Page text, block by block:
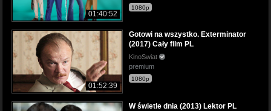
01:40:52
1080p
01:52:39
Gotowi na wszystko. Exterminator
(2017) Cały film PL
KinoSwiat
premium
1080p
W świetle dnia (2013) Lektor PL